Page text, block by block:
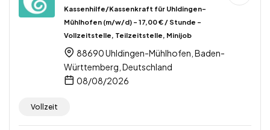
Kassenhilfe/Kassenkraft für Uhldingen-
Mühlhofen (m/w/d) – 17,00 € / Stunde –
Vollzeitstelle, Teilzeitstelle, Minijob
88690 Uhldingen-Mühlhofen, Baden-
Württemberg, Deutschland
08/08/2026
Vollzeit